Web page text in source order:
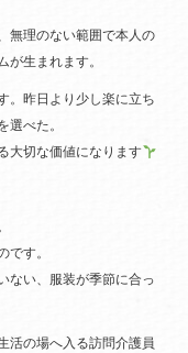
無理のない範囲で本人の
が生まれます。
。昨日より少し楽に立ち
選べた。
大切な価値になります
です。
ない、服装が季節に合っ
活の場へ入る訪問介護員